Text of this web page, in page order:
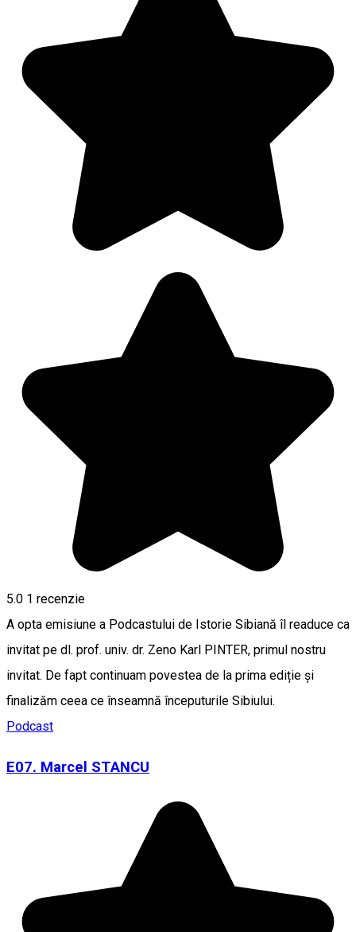
5.0 1 recenzie
A opta emisiune a Podcastului de Istorie Sibiană îl readuce ca
invitat pe dl. prof. univ. dr. Zeno Karl PINTER, primul nostru
invitat. De fapt continuam povestea de la prima ediție și
finalizăm ceea ce înseamnă începuturile Sibiului.
Podcast
E07. Marcel STANCU